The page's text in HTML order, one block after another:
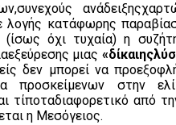
λογής κατάφωρης
(ίσως όχι τυχαία) η
μιας
δεν μπορεί να
προσκείμενων στην
τίποταδιαφορετικό από
η Μεσόγειος.